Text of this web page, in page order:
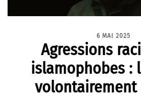
6 MAI 2025
⁨Agressions
islamophobes :
volontairement